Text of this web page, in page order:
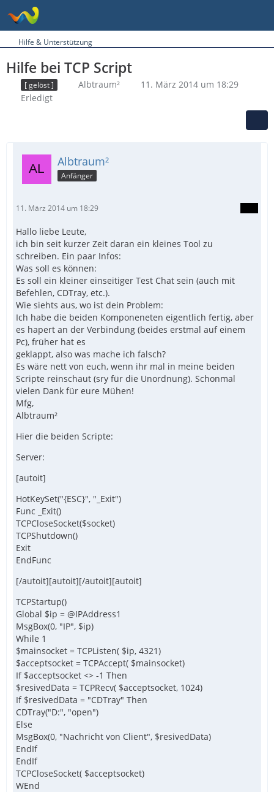
Hilfe & Unterstützung
Hilfe bei TCP Script
[ gelöst ] Albtraum²
11. März 2014 um 18:29
Erledigt
Albtraum²
Anfänger
11. März 2014 um 18:29
Hallo liebe Leute,
ich bin seit kurzer Zeit daran ein kleines Tool zu
schreiben. Ein paar Infos:
Was soll es können:
Es soll ein kleiner einseitiger Test Chat sein (auch mit
Befehlen, CDTray, etc.).
Wie siehts aus, wo ist dein Problem:
Ich habe die beiden Komponeneten eigentlich fertig, aber
es hapert an der Verbindung (beides erstmal auf einem
Pc), früher hat es
geklappt, also was mache ich falsch?
Es wäre nett von euch, wenn ihr mal in meine beiden
Scripte reinschaut (sry für die Unordnung). Schonmal
vielen Dank für eure Mühen!
Mfg,
Albtraum²
Hier die beiden Scripte:
Server:
[autoit]
HotKeySet("{ESC}", "_Exit")
Func _Exit()
TCPCloseSocket($socket)
TCPShutdown()
Exit
EndFunc
[/autoit][autoit][/autoit][autoit]
TCPStartup()
Global $ip = @IPAddress1
MsgBox(0, "IP", $ip)
While 1
$mainsocket = TCPListen( $ip, 4321)
$acceptsocket = TCPAccept( $mainsocket)
If $acceptsocket <> -1 Then
$resivedData = TCPRecv( $acceptsocket, 1024)
If $resivedData = "CDTray" Then
CDTray("D:", "open")
Else
MsgBox(0, "Nachricht von Client", $resivedData)
EndIf
EndIf
TCPCloseSocket( $acceptsocket)
WEnd